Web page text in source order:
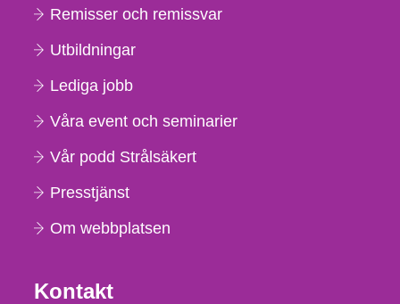
Remisser och remissvar
Utbildningar
Lediga jobb
Våra event och seminarier
Vår podd Strålsäkert
Presstjänst
Om webbplatsen
Kontakt